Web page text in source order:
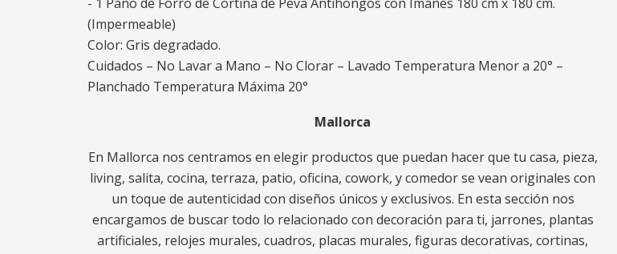
(Impermeable)
Color: Gris degradado.
Cuidados – No Lavar a Mano – No Clorar – Lavado Temperatura Menor a 20° –
Planchado Temperatura Máxima 20°
Mallorca
En Mallorca nos centramos en elegir productos que puedan hacer que tu casa, pieza,
living, salita, cocina, terraza, patio, oficina, cowork, y comedor se vean originales con
un toque de autenticidad con diseños únicos y exclusivos. En esta sección nos
encargamos de buscar todo lo relacionado con decoración para ti, jarrones, plantas
artificiales, relojes murales, cuadros, placas murales, figuras decorativas, cortinas,